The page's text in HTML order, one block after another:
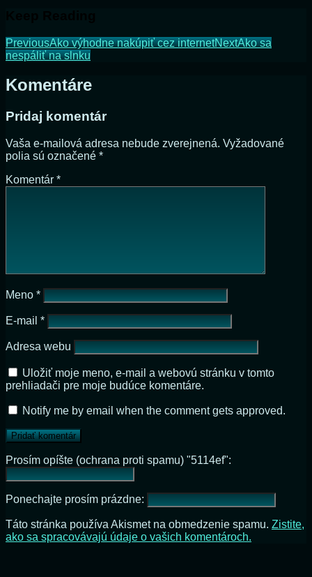
PreviousAko výhodne nakúpiť cez internetNextAko sa
nespáliť na slnku
Komentáre
Pridaj komentár
Vaša e-mailová adresa nebude zverejnená. Vyžadované
polia sú označené *
Komentár *
Meno *
E-mail *
Adresa webu
Uložiť moje meno, e-mail a webovú stránku v tomto
prehliadači pre moje budúce komentáre.
Notify me by email when the comment gets approved.
Prosím opíšte (ochrana proti spamu) "5114ef":
Ponechajte prosím prázdne:
Táto stránka používa Akismet na obmedzenie spamu. Zistite,
ako sa spracovávajú údaje o vašich komentároch.